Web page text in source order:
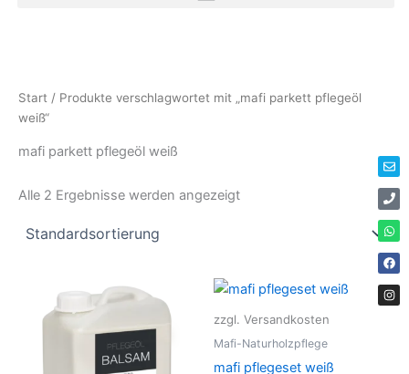
Start / Produkte verschlagwortet mit „mafi parkett pflegeöl
weiß“
mafi parkett pflegeöl weiß
Alle 2 Ergebnisse werden angezeigt
zzgl. Versandkosten
Mafi-Naturholzpflege
mafi pflegeset weiß